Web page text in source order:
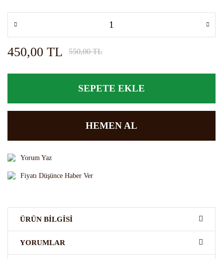
450,00 TL 550,00 TL
SEPETE EKLE
HEMEN AL
Yorum Yaz
Fiyatı Düşünce Haber Ver
ÜRÜN BILGISI
YORUMLAR